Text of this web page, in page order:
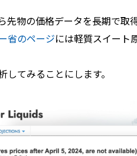
先物の価格データを長期で取
省のページには軽質スイート
てみることにします。